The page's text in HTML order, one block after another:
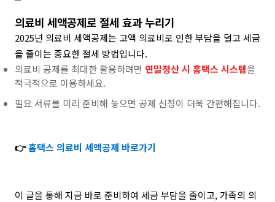
의료비 세액공제로 절세 효과 누리기
2025년 의료비 세액공제는 고액 의료비로 인한 부담을 덜고 세금
을 줄이는 중요한 절세 방법입니다.
의료비 공제를 최대한 활용하려면 연말정산 시 홈택스 시스템을
적극적으로 이용하세요.
필요 서류를 미리 준비해 놓으면 공제 신청이 더욱 간편해집니다.
👉홈택스 의료비 세액공제 바로가기
이 글을 통해 지금 바로 준비하여 세금 부담을 줄이고, 가족의 의